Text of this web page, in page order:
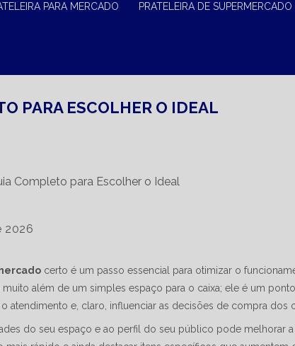
PARA MERCADO PRATELEIRA DE SUPERMERCADO
PARA ESCOLHER O IDEAL
2026
certo é um passo essencial para otimizar o
além de um simples espaço para o caixa; ele é um
atendimento e, claro, influenciar as decisões de compra dos
do seu espaço e ao perfil do seu público pode melhorar a